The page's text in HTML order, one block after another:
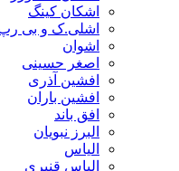
اشکان کینگ
اشلی.ک و بی
اشوان
اصغر حسینی
افشین آذری
افشین باران
افق باند
البرز نبویان
الیاس
الیاس قنبرى